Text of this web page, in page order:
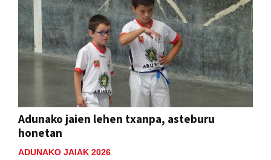
Adunako jaien lehen txanpa, asteburu
honetan
ADUNAKO JAIAK 2026